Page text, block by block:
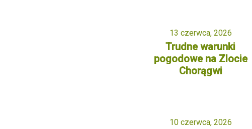
13 czerwca, 2026
Trudne warunki
pogodowe na Zlocie
Chorągwi
10 czerwca, 2026